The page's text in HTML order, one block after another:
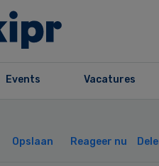
Events Vacatures
Opslaan Reageer nu